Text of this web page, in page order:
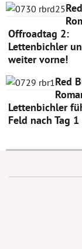
Offroadtag 2:
Lettenbichler
weiter vorne!
Red
Lettenbichler
Feld nach Tag